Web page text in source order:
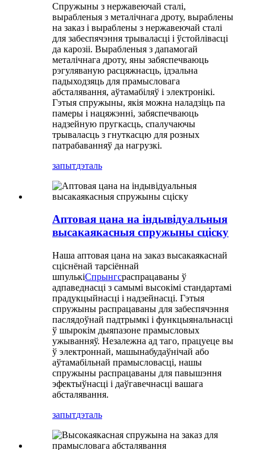
Спружыны з нержавеючай сталі,
вырабленыя з металічнага дроту, выраблены
на заказ і выраблены з нержавеючай сталі
для забеспячэння трываласці і ўстойлівасці
да карозіі. Вырабленыя з дапамогай
металічнага дроту, яны забяспечваюць
рэгуляваную расцяжнасць, ідэальна
падыходзяць для прамысловага
абсталявання, аўтамабіляў і электронікі.
Гэтыя спружыны, якія можна наладзіць па
памеры і нацяжэнні, забяспечваюць
надзейную пругкасць, спалучаючы
трываласць з гнуткасцю для розных
патрабаванняў да нагрузкі.
запытдэталь
Аптовая цана на індывідуальныя
высакаякасныя спружыны сціску
Наша аптовая цана на заказ высакаякаснай
сціснёнай тарсіённай
шпулькіСпрынгсраспрацаваны ў
адпаведнасці з самымі высокімі стандартамі
прадукцыйнасці і надзейнасці. Гэтыя
спружыны распрацаваны для забеспячэння
паслядоўнай падтрымкі і функцыянальнасці
ў шырокім дыяпазоне прамысловых
ужыванняў. Незалежна ад таго, працуеце вы
ў электроннай, машынабудаўнічай або
аўтамабільнай прамысловасці, нашы
спружыны распрацаваны для павышэння
эфектыўнасці і даўгавечнасці вашага
абсталявання.
запытдэталь